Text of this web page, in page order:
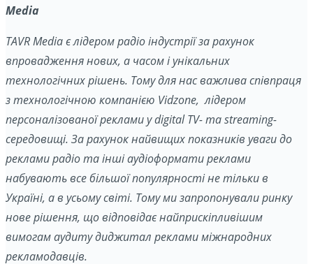
Media
TAVRMediaє лідером радіо індустрії за рахунок
впровадження нових, а часом і унікальних
технологічних рішень. Тому для нас важлива співпраця
з технологічною компанією Vidzone, лідером
персоналізованої реклами уdigital TV- та streaming-
середовищі. За рахунок найвищих показників уваги до
реклами радіо та інші аудіоформати реклами
набувають все більшої популярності не тільки в
Україні, а в усьому світі. Тому ми запропонували ринку
нове рішення, що відповідає найприскіпливішим
вимогам аудиту диджитал реклами міжнародних
рекламодавців.